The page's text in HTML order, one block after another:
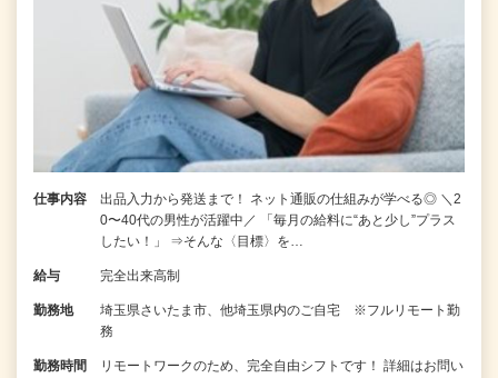
仕事内容
出品入力から発送まで！ ネット通販の仕組みが学べる◎ ＼2
0〜40代の男性が活躍中／ 「毎月の給料に“あと少し”プラス
したい！」 ⇒そんな〈目標〉を…
給与 完全出来高制
勤務地
埼玉県さいたま市、他埼玉県内のご自宅 ※フルリモート勤
務
勤務時間 リモートワークのため、完全自由シフトです！ 詳細はお問い